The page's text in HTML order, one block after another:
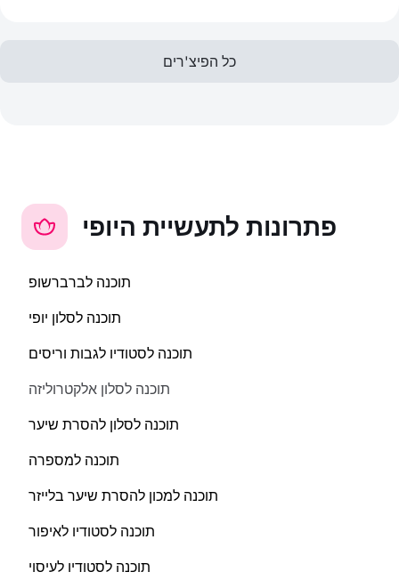
כל הפיצ'רים
פתרונות לתעשיית היופי
תוכנה לברברשופ
תוכנה לסלון יופי
תוכנה לסטודיו לגבות וריסים
תוכנה לסלון אלקטרוליזה
תוכנה לסלון להסרת שיער
תוכנה למספרה
תוכנה למכון להסרת שיער בלייזר
תוכנה לסטודיו לאיפור
תוכנה לסטודיו לעיסוי